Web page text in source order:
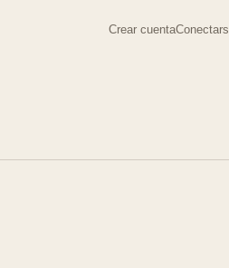
Crear cuenta